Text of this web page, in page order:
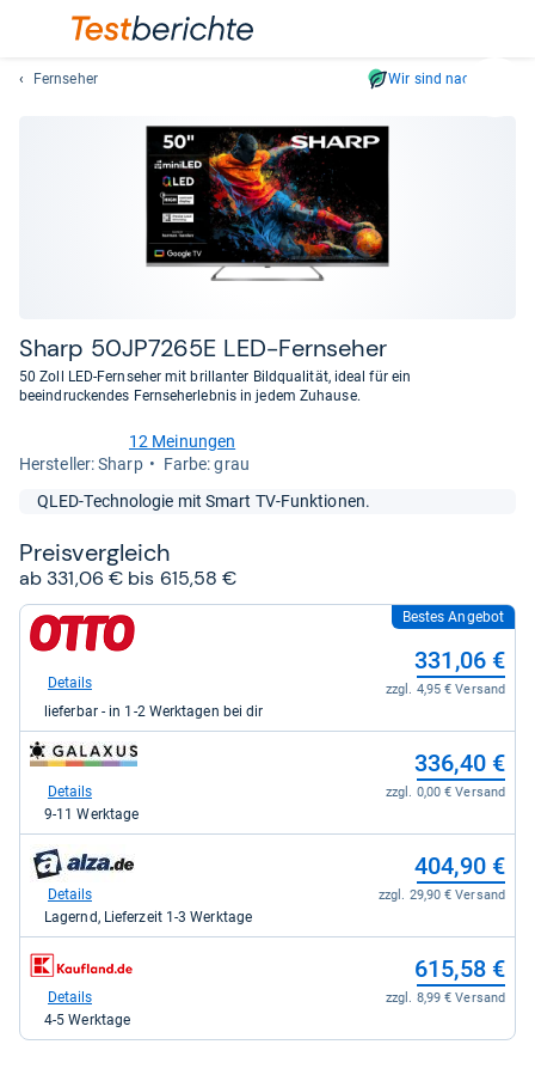
Fernseher Wir sind nachhaltig
Sharp 50JP7265E LED-​Fern­se­her
50 Zoll LED-Fernseher mit brillanter Bildqualität, ideal für ein
beeindruckendes Fernseherlebnis in jedem Zuhause.
von
12 Meinungen
Her­stel­ler: Sharp
Farbe: grau
QLED-Technologie mit Smart TV-Funktionen.
Preis­ver­gleich
ab 331,06 € bis 615,58 €
zum
Shop:
Otto.de
331,06
kaufen.
Bestes Angebot
331,06 €
zzgl. 4,95 € Versand
Details
lieferbar - in 1-2 Werktagen bei dir
zum
Shop:
galaxus
336,40
kaufen.
336,40 €
zzgl. 0,00 € Versand
Details
9-11 Werktage
zum
Shop:
alza.de
kaufen.
404,90 €
zzgl. 29,90 € Versand
Details
Lagernd, Lieferzeit 1-3 Werktage
zum
Shop:
Kaufland
615,58 €
zzgl. 8,99 € Versand
Details
4-5 Werktage